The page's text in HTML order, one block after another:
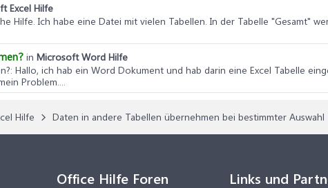
Excel Hilfe
Hilfe. Ich habe eine Datei mit vielen Tabellen. In der Tabelle "Gesamt"
in Microsoft Word Hilfe
: Hallo, ich hab ein Word Dokument und hab darin eine Excel Tabelle
Problem....
Hilfe Daten in andere Tabellen übernehmen bei bestimmter Auswahl
Office Hilfe Foren Links und